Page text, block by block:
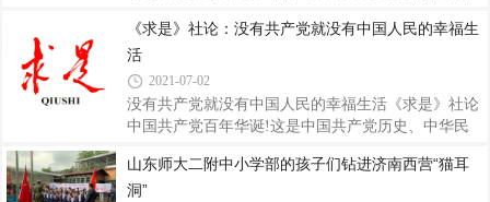
授予鲁明为“终身名誉院长”。中共山东省毛泽东军事
思想研究中心理事学员委员会张齐浩书记向清宁书院
刘德港书记授牌:“学习党史强国教育平台
话、跟党走,以顽强拼搏的精神、昂扬向上的斗志、真
抓实干的作风,在建设现代化强企新征程中扛旗争先,
开创高质量发展新局面。(禇衍华杜宏伟)
《求是》社论：没有共产党就没有中国人民的幸福生
活
2021-07-02
没有共产党就没有中国人民的幸福生活《求是》社论
中国共产党百年华诞!这是中国共产党历史、中华民
习近平总书记代表中国共产党和中国人民在天安门城
楼上向全世界庄严宣告:经过全党全国各族人民持续奋
山东师大二附中小学部的孩子们钻进济南西营“猫耳
洞”